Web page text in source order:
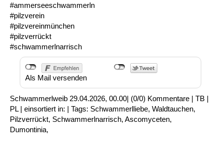
#ammerseeschwammerln
#pilzverein
#pilzvereinmünchen
#pilzverrückt
#schwammerlnarrisch
Als Mail versenden
Schwammerlweib 29.04.2026, 00.00| (0/0) Kommentare | TB |
PL| einsortiert in: | Tags: Schwammerlliebe, Waldtauchen,
Pilzverrückt, Schwammerlnarrisch, Ascomyceten,
Dumontinia,